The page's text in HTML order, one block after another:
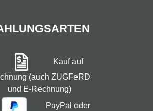
Kauf auf
(auch ZUGFeRD
und E-Rechnung)
PayPal oder